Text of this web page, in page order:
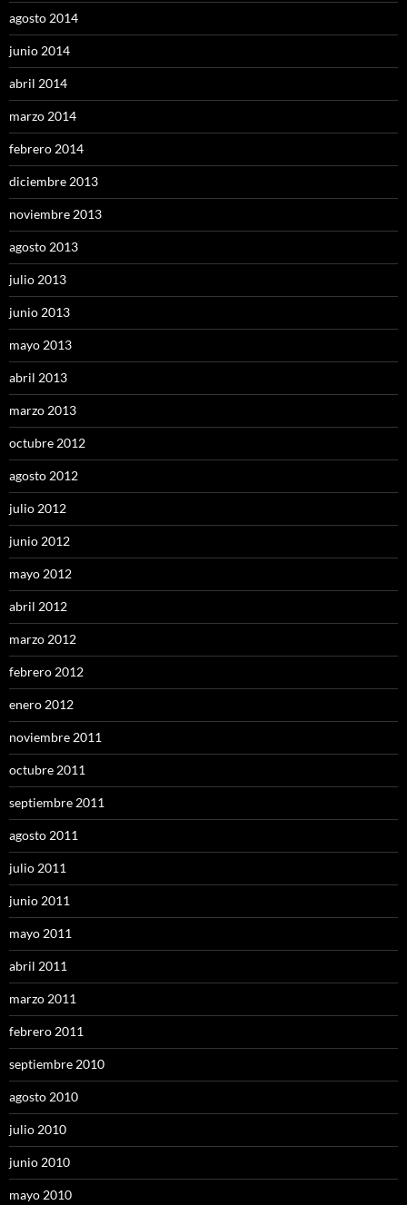
agosto 2014
junio 2014
abril 2014
marzo 2014
febrero 2014
diciembre 2013
noviembre 2013
agosto 2013
julio 2013
junio 2013
mayo 2013
abril 2013
marzo 2013
octubre 2012
agosto 2012
julio 2012
junio 2012
mayo 2012
abril 2012
marzo 2012
febrero 2012
enero 2012
noviembre 2011
octubre 2011
septiembre 2011
agosto 2011
julio 2011
junio 2011
mayo 2011
abril 2011
marzo 2011
febrero 2011
septiembre 2010
agosto 2010
julio 2010
junio 2010
mayo 2010